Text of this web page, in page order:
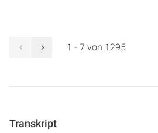
1 - 7 von 1295
Transkript